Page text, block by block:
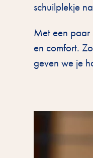
schuilplekje
Met een paar
en comfort.
geven we je